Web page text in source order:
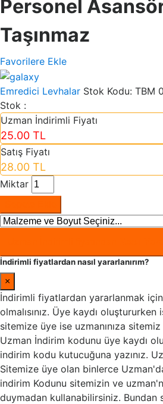
Personel
Taşınmaz
Favorilere Ekle
Emredici Levhalar Stok Kodu: TBM
Stok :
Uzman İndirimli Fiyatı
25.00 TL
Satış Fiyatı
28.00 TL
Miktar
İndirimli fiyatlardan nasıl yararlanırım?
×
İndirimli fiyatlardan yararlanmak
olmalısınız. Üye kaydı oluştururken
sitemize üye ise uzmanınıza
Uzman İndirim kodunu üye kaydı
indirim kodu kutucuğuna yazınız.
Sitemize üye olan binlerce
indirim Kodunu sitemizin ve
duymadan kullanabilirsiniz. Bundan